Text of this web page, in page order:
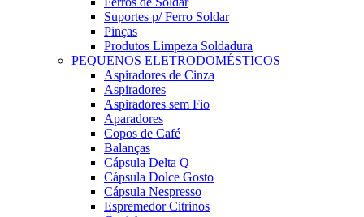
Suportes p/ Ferro Soldar
Pinças
Produtos Limpeza Soldadura
PEQUENOS ELETRODOMÉSTICOS
Aspiradores de Cinza
Aspiradores
Aspiradores sem Fio
Aparadores
Copos de Café
Balanças
Cápsula Delta Q
Cápsula Dolce Gosto
Cápsula Nespresso
Espremedor Citrinos